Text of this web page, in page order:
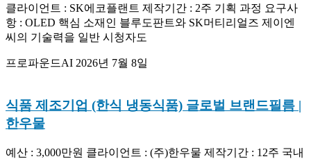
클라이언트 : SK에코플랜트 제작기간 : 2주 기획 과정 요구사
항 : OLED 핵심 소재인 블루도판트와 SK머티리얼즈 제이엔
씨의 기술력을 일반 시청자도
프로파운드AI 2026년 7월 8일
식품 제조기업 (한식 냉동식품) 글로벌 브랜드필름 |
한우물
예산 : 3,000만원 클라이언트 : (주)한우물 제작기간 : 12주 국내